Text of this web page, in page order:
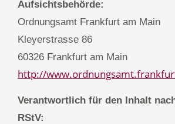
Aufsichtsbehörde:
Ordnungsamt Frankfurt am Main
Kleyerstrasse 86
60326 Frankfurt am Main
http://
Verantwortlich für den Inhalt
RStV: